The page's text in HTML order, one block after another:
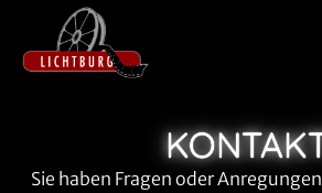
Zum Hauptinhalt springen
Sie haben Fragen oder